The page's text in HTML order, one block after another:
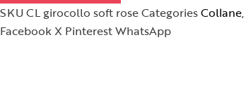
SKUCL girocollo soft roseCategoriesCollane,
FacebookX PinterestWhatsApp